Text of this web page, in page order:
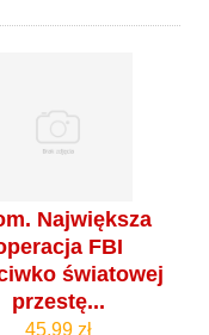
Największa
FBI
światowej
przestę...
45.99 zł